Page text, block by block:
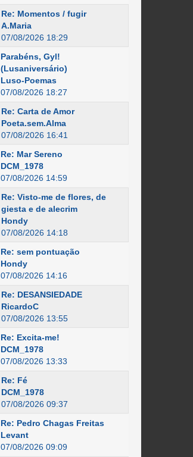
Re: Momentos / fugir
A.Maria
07/08/2026 18:29
Parabéns, Gyl!
(Lusaniversário)
Luso-Poemas
07/08/2026 18:27
Re: Carta de Amor
Poeta.sem.Alma
07/08/2026 16:41
Re: Mar Sereno
DCM_1978
07/08/2026 14:59
Re: Visto-me de flores, de
giesta e de alecrim
Hondy
07/08/2026 14:18
Re: sem pontuação
Hondy
07/08/2026 14:16
Re: DESANSIEDADE
RicardoC
07/08/2026 13:55
Re: Excita-me!
DCM_1978
07/08/2026 13:33
Re: Fé
DCM_1978
07/08/2026 09:37
Re: Pedro Chagas Freitas
Levant
07/08/2026 09:09